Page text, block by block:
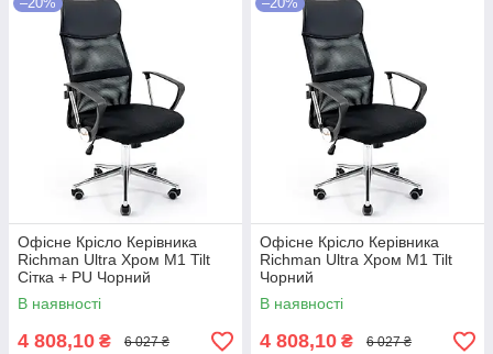
Офісне Крісло Керівника
Richman Ultra Хром М1 Tilt
Сітка + PU Чорний
В наявності
4 808,10 ₴ 6 027 ₴
Офісне Крісло Керівника
Richman Ultra Хром М1 Tilt
Чорний
В наявності
4 808,10 ₴ 6 027 ₴